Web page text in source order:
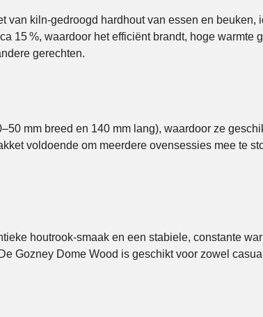
van kiln‑gedroogd hardhout van essen en
15 %, waardoor het efficiënt brandt, hoge warmte
gerechten.
mm breed en 140 mm lang), waardoor ze
voldoende om meerdere ovensessies mee te
houtrook‑smaak en een stabiele, constante
Gozney Dome Wood is geschikt voor zowel